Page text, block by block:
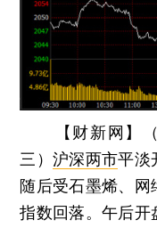
【财新网】
三）沪深两市平淡
随后受石墨烯、网
指数回落。午后